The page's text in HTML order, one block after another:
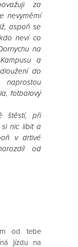
za
nevyměmí
aspoň se
neví co
na
a
do
fotbalový
štěstí, při
si nic líbit a
v drtivé
od
od tebe
jízdu na